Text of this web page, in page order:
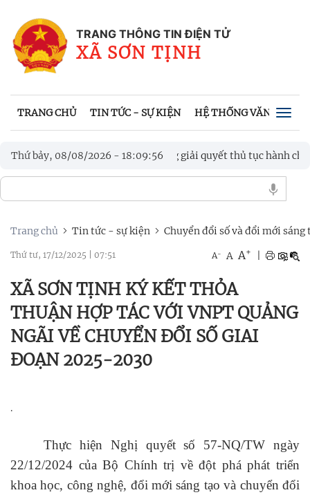
TRANG THÔNG TIN ĐIỆN TỬ
XÃ SƠN TỊNH
TRANG CHỦ TIN TỨC - SỰ KIỆN HỆ THỐNG VĂN BẢN
Thứ bảy, 08/08/2026 - 18:09:58
trợ xã hội trong giải quyết thủ tục hành chính
XÃ SƠN TỊNH LẦN THỨ I NĂM 2026
Trang chủ Tin tức - sự kiện Chuyển đổi số và đổi mới sáng
Thứ tư, 17/12/2025 07:51 A- A A+
XÃ SƠN TỊNH KÝ KẾT THỎA
THUẬN HỢP TÁC VỚI VNPT QUẢNG
NGÃI VỀ CHUYỂN ĐỔI SỐ GIAI
ĐOẠN 2025-2030
.
Thực hiện Nghị quyết số 57-NQ/TW ngày
22/12/2024 củaBộ Chính trị về đột phá phát triển
khoa học, công nghệ, đổi mới sáng tạo và chuyển đổi